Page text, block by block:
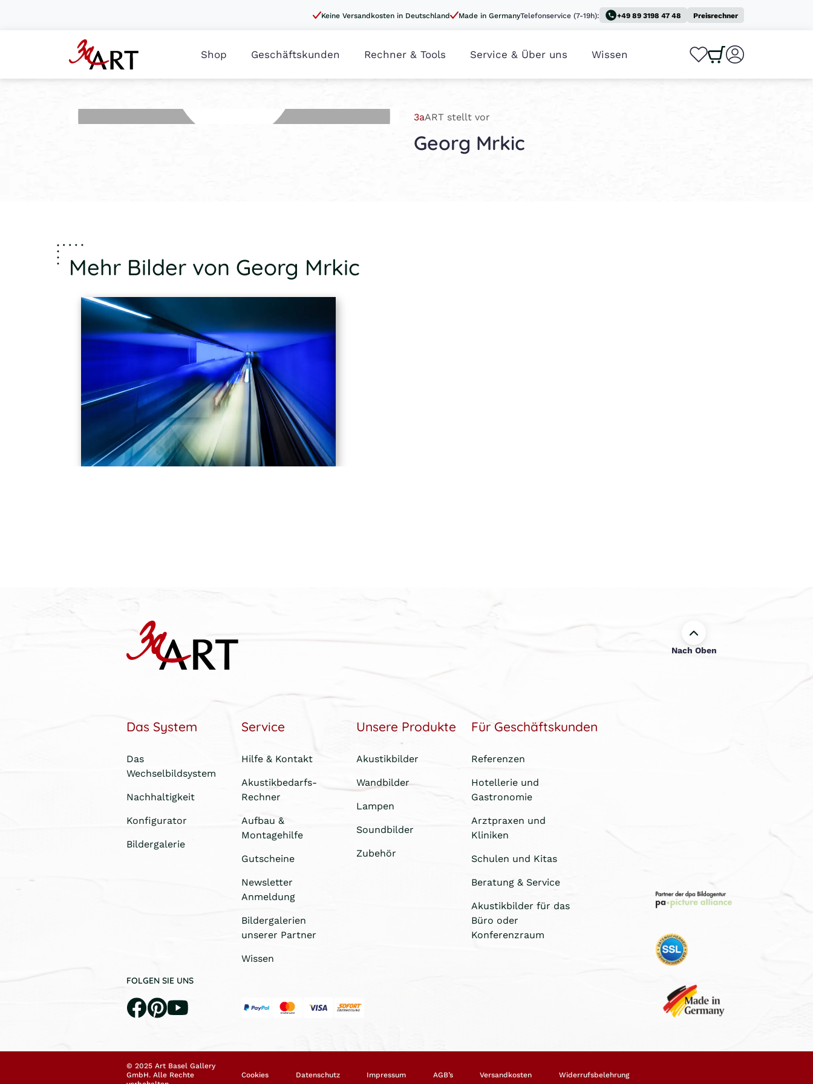
Keine Versandkosten in Deutschland Made in GermanyTelefonservice (7-19h): +49 89 3198 47 48 Preisrechner
Shop Geschäftskunden Rechner & Tools Service & Über uns Wissen 0
3aART stellt vor
Georg Mrkic
Mehr Bilder von Georg Mrkic
Nach Oben
Das System
Das
Wechselbildsystem
Nachhaltigkeit
Konfigurator
Bildergalerie
Service
Hilfe & Kontakt
Akustikbedarfs-
Rechner
Aufbau &
Montagehilfe
Gutscheine
Newsletter
Anmeldung
Bildergalerien
unserer Partner
Wissen
Unsere Produkte
Akustikbilder
Wandbilder
Lampen
Soundbilder
Zubehör
Für Geschäftskunden
Referenzen
Hotellerie und
Gastronomie
Arztpraxen und
Kliniken
Schulen und Kitas
Beratung & Service
Akustikbilder für das
Büro oder
Konferenzraum
FOLGEN SIE UNS
© 2025 Art Basel Gallery
GmbH. Alle Rechte
Cookies Datenschutz Impressum AGB’s Versandkosten Widerrufsbelehrung